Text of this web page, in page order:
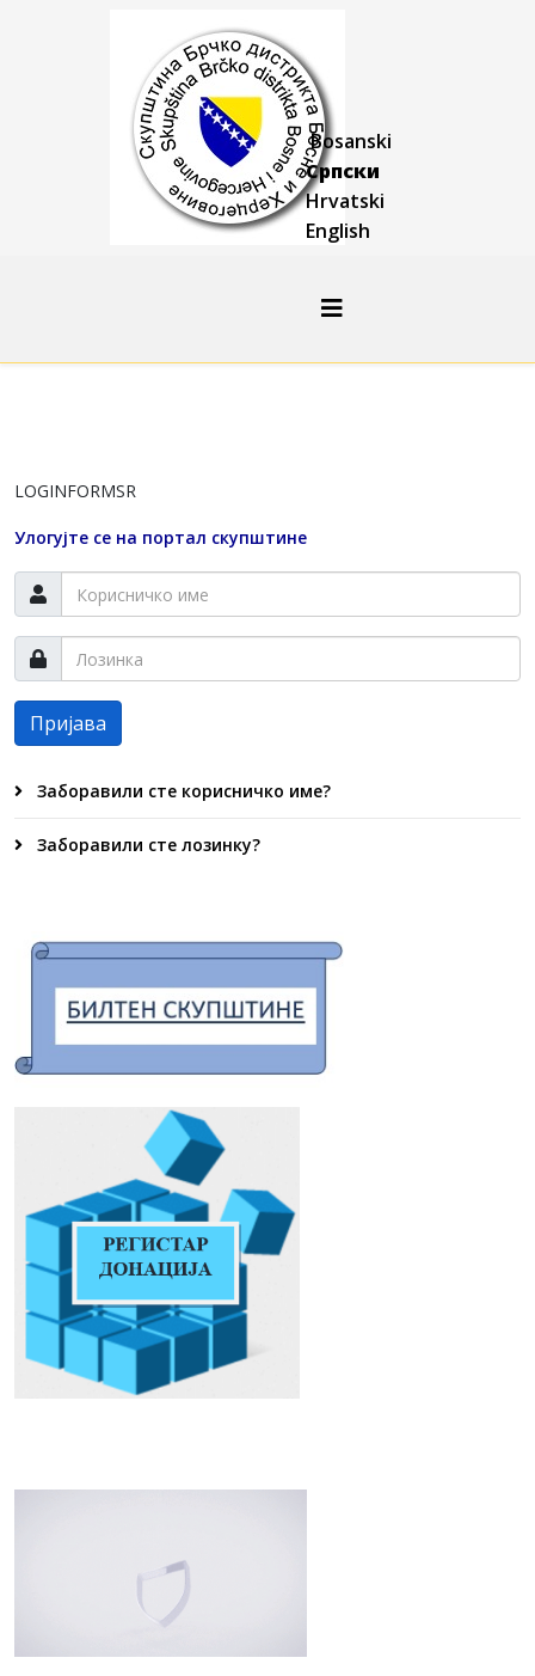
Bosanski
Српски
Hrvatski
English
LOGINFORMSR
Улогујте се на портал скупштине
Пријава
Заборавили сте корисничко име?
Заборавили сте лозинку?